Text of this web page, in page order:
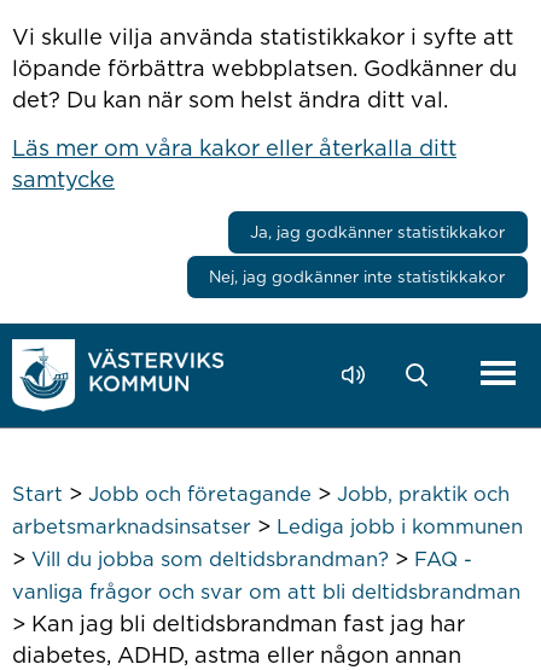
Vi skulle vilja använda statistikkakor i syfte att
löpande förbättra webbplatsen. Godkänner du
det? Du kan när som helst ändra ditt val.
Läs mer om våra kakor eller återkalla ditt
samtycke
Ja, jag godkänner statistikkakor
Nej, jag godkänner inte statistikkakor
Start > Jobb och företagande > Jobb, praktik och
arbetsmarknadsinsatser> Lediga jobb i kommunen
> Vill du jobba som deltidsbrandman? > FAQ -
vanliga frågor och svar om att bli deltidsbrandman
> Kan jag bli deltidsbrandman fast jag har
diabetes, ADHD, astma eller någon annan